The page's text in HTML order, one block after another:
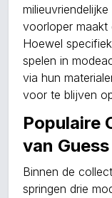
voorloper maakt
Hoewel
spelen in
via hun
voor te blijven
Populaire
van
Binnen de
springen drie